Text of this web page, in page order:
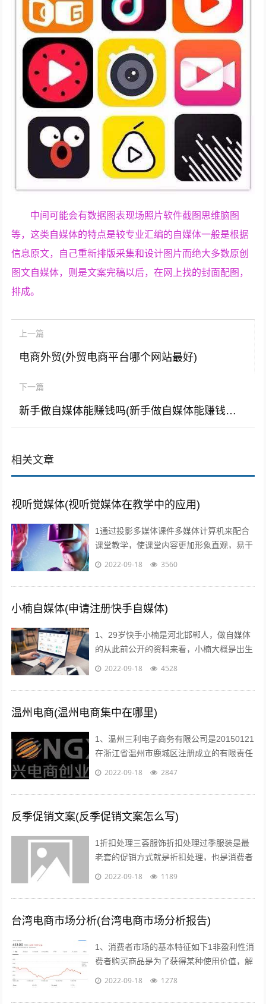
中间可能会有数据图表现场照片软件截图思维脑图
等，这类自媒体的特点是较专业汇编的自媒体一般是根据
信息原文，自己重新排版采集和设计图片而绝大多数原创
图文自媒体，则是文案完稿以后，在网上找的封面配图，
排成。
上一篇
电商外贸(外贸电商平台哪个网站最好)
下一篇
新手做自媒体能赚钱吗(新手做自媒体能赚钱吗女)
相关文章
视听觉媒体(视听觉媒体在教学中的应用)
1通过投影多媒体课件多媒体计算机来配合
课堂教学，使课堂内容更加形象直观，易于
师生情感交流，及时反馈和引导，从而有效
2022-09-18 3560
小楠自媒体(申请注册快手自媒体)
1、29岁快手小楠是河北邯郸人，做自媒体
的从此前公开的资料来看，小楠大概是出生
于1993年的美女，如今29岁上下。...
2022-09-18 4528
温州电商(温州电商集中在哪里)
1、温州三利电子商务有限公司是20150121
在浙江省温州市鹿城区注册成立的有限责任
公司自然人投资或控股，注册地址位于温州
2022-09-18 2847
反季促销文案(反季促销文案怎么写)
1折扣处理三荟服饰折扣处理过季服装是最
老套的促销方式就是折扣处理，也是消费者
最愿意接受的方式也有很多消费者比较乐意
2022-09-18 1189
台湾电商市场分析(台湾电商市场分析报告)
1、消费者市场的基本特征如下1非盈利性消
费者购买商品是为了获得某种使用价值，解
决自身的生活消费需求，而不是为了盈利去
2022-09-18 1278